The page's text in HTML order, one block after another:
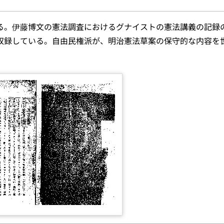
伊藤博文の憲法調査におけるグナイストの憲法講義の記録
している。自由民権派が、明治憲法草案の保守的な内容を